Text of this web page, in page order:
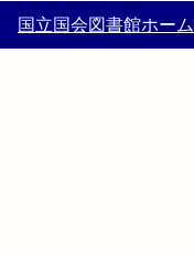
国立国会図書館ホーム